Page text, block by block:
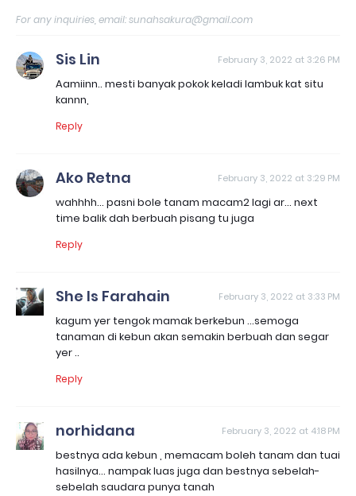
For any inquiries, email: sunahsakura@gmail.com
Sis Lin February 3, 2022 at 3:26 PM
Aamiinn.. mesti banyak pokok keladi lambuk kat situ
kannn,
Reply
Ako Retna February 3, 2022 at 3:29 PM
wahhhh... pasni bole tanam macam2 lagi ar... next
time balik dah berbuah pisang tu juga
Reply
She Is Farahain February 3, 2022 at 3:33 PM
kagum yer tengok mamak berkebun ...semoga
tanaman di kebun akan semakin berbuah dan segar
yer ..
Reply
norhidana February 3, 2022 at 4:18 PM
bestnya ada kebun , memacam boleh tanam dan tuai
hasilnya... nampak luas juga dan bestnya sebelah-
sebelah saudara punya tanah